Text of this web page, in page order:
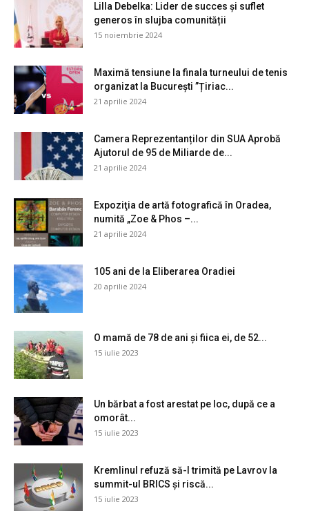
Lilla Debelka: Lider de succes și suflet
generos în slujba comunității
15 noiembrie 2024
Maximă tensiune la finala turneului de tenis
organizat la București ”Țiriac...
21 aprilie 2024
Camera Reprezentanților din SUA Aprobă
Ajutorul de 95 de Miliarde de...
21 aprilie 2024
Expoziţia de artă fotografică în Oradea,
numită „Zoe & Phos –...
21 aprilie 2024
105 ani de la Eliberarea Oradiei
20 aprilie 2024
O mamă de 78 de ani și fiica ei, de 52...
15 iulie 2023
Un bărbat a fost arestat pe loc, după ce a
omorât...
15 iulie 2023
Kremlinul refuză să-l trimită pe Lavrov la
summit-ul BRICS și riscă...
15 iulie 2023